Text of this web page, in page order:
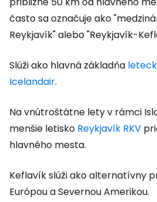
často sa označuje ako
Reykjavík" alebo "Reykjavík-
Slúži ako hlavná základňa
Icelandair.
Na vnútroštátne lety v rámci
menšie letisko Reykjavík RKV
hlavného mesta.
Keflavík slúži ako alternatívny
Európou a Severnou Amerikou.